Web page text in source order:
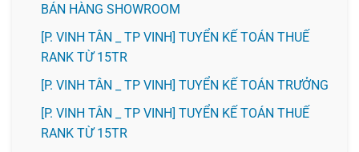
BÁN HÀNG SHOWROOM
[P. VINH TÂN _ TP VINH] TUYỂN KẾ TOÁN THUẾ
RANK TỪ 15TR
[P. VINH TÂN _ TP VINH] TUYỂN KẾ TOÁN TRƯỞNG
[P. VINH TÂN _ TP VINH] TUYỂN KẾ TOÁN THUẾ
RANK TỪ 15TR